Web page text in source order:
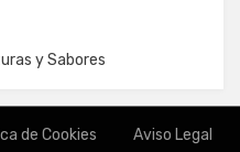
y Sabores
de Cookies Aviso Legal